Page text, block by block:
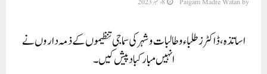
by
Paigam Madre Watan 8 دسمبر 2023
اساتذہ ، ڈاکٹرز طلباء وطالبات و شہر کی سماجی تنظیموں کے ذمہ داروں نے
انہیں مبارکباد پیش کیں۔